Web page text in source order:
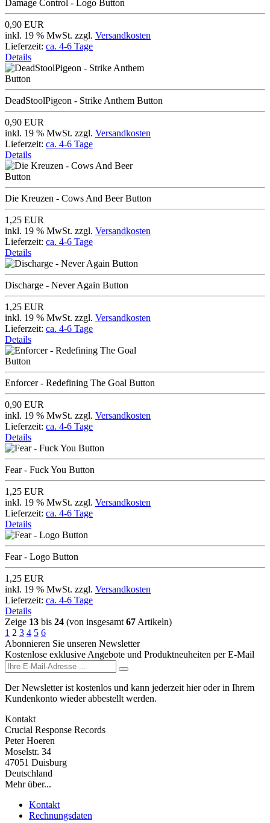
Damage Control - Logo Button
0,90 EUR
inkl. 19 % MwSt. zzgl. Versandkosten
Lieferzeit: ca. 4-6 Tage
Details
DeadStoolPigeon - Strike Anthem Button
0,90 EUR
inkl. 19 % MwSt. zzgl. Versandkosten
Lieferzeit: ca. 4-6 Tage
Details
Die Kreuzen - Cows And Beer Button
1,25 EUR
inkl. 19 % MwSt. zzgl. Versandkosten
Lieferzeit: ca. 4-6 Tage
Details
Discharge - Never Again Button
1,25 EUR
inkl. 19 % MwSt. zzgl. Versandkosten
Lieferzeit: ca. 4-6 Tage
Details
Enforcer - Redefining The Goal Button
0,90 EUR
inkl. 19 % MwSt. zzgl. Versandkosten
Lieferzeit: ca. 4-6 Tage
Details
Fear - Fuck You Button
1,25 EUR
inkl. 19 % MwSt. zzgl. Versandkosten
Lieferzeit: ca. 4-6 Tage
Details
Fear - Logo Button
1,25 EUR
inkl. 19 % MwSt. zzgl. Versandkosten
Lieferzeit: ca. 4-6 Tage
Details
Zeige 13 bis 24 (von insgesamt 67 Artikeln)
1 2 3 4 5 6
Abonnieren Sie unseren Newsletter
Kostenlose exklusive Angebote und Produktneuheiten per E-Mail
Der Newsletter ist kostenlos und kann jederzeit hier oder in Ihrem
Kundenkonto wieder abbestellt werden.
Kontakt
Crucial Response Records
Peter Hoeren
Moselstr. 34
47051 Duisburg
Deutschland
Mehr über...
Kontakt
Rechnungsdaten